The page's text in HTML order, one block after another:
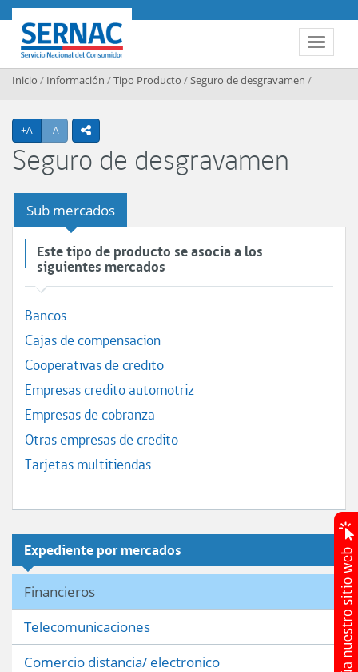
Contenido principal
Toggle
SERNAC
Inicio / Información /Tipo Producto /Seguro de desgravamen /
+A Agrandar texto
-A Achicar textoicono compartir
Seguro de desgravamen
Sub mercados
Este tipo de producto se asocia a los
siguientes mercados
Bancos
Cajas de compensacion
Cooperativas de credito
Empresas credito automotriz
Empresas de cobranza
Otras empresas de credito
Tarjetas multitiendas
Expediente por mercados
Financieros
Telecomunicaciones
Comercio distancia/ electronico